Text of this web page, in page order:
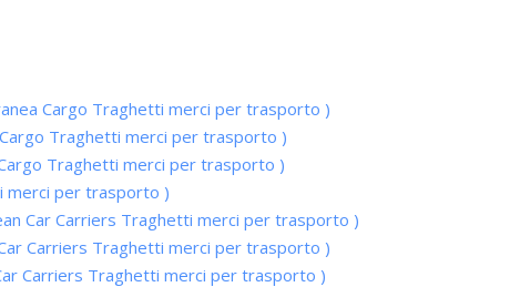
Cargo Traghetti merci per trasporto )
Traghetti merci per trasporto )
Traghetti merci per trasporto )
merci per trasporto )
Car Carriers Traghetti merci per trasporto )
Carriers Traghetti merci per trasporto )
Carriers Traghetti merci per trasporto )